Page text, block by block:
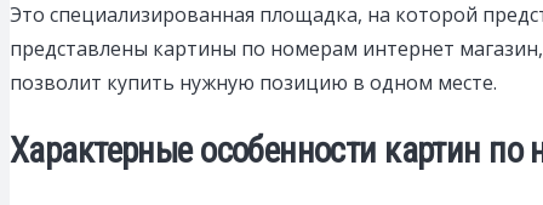
Это специализированная площадка, на которой
представлены картины по номерам интернет
позволит купить нужную позицию в одном месте.
Характерные особенности картин по